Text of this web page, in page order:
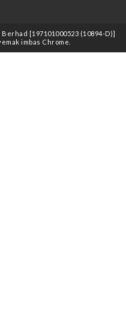
[197101000523 (10894-D)]
imbas Chrome.